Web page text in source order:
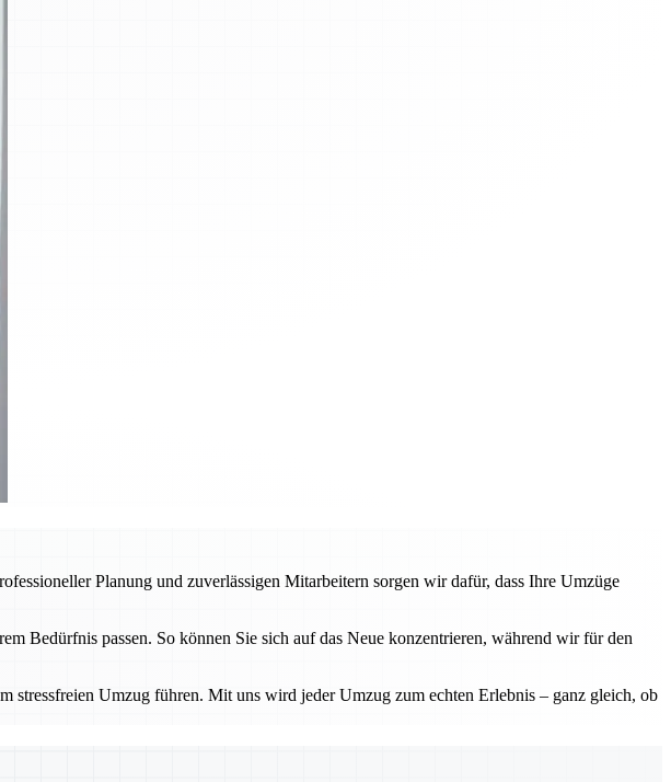
Planung und zuverlässigen Mitarbeitern sorgen wir dafür, dass Ihre Umzüge
Bedürfnis passen. So können Sie sich auf das Neue konzentrieren, während wir für den
stressfreien Umzug führen. Mit uns wird jeder Umzug zum echten Erlebnis – ganz gleich, ob